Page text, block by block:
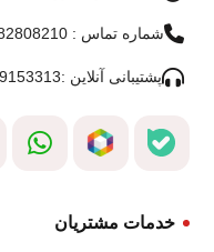
شماره تماس : 82808210-021
پشتیبانی آنلاین :09199153313
خدمات مشتریان